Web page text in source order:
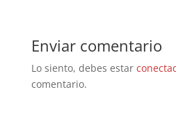
Enviar comentario
Lo siento, debes estar
comentario.